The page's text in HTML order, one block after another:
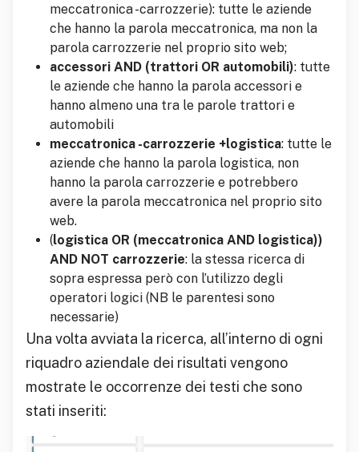
meccatronica -carrozzerie): tutte le aziende
che hanno la parola meccatronica, ma non la
parola carrozzerie nel proprio sito web;
accessori AND (trattori OR automobili): tutte
le aziende che hanno la parola accessori e
hanno almeno una tra le parole trattori e
automobili
meccatronica -carrozzerie +logistica: tutte le
aziende che hanno la parola logistica, non
hanno la parola carrozzerie e potrebbero
avere la parola meccatronica nel proprio sito
web.
(logistica OR (meccatronica AND logistica))
AND NOT carrozzerie: la stessa ricerca di
sopra espressa però con l’utilizzo degli
operatori logici (NB le parentesi sono
necessarie)
Una volta avviata la ricerca, all’interno di ogni
riquadro aziendale dei risultati vengono
mostrate le occorrenze dei testi che sono
stati inseriti: